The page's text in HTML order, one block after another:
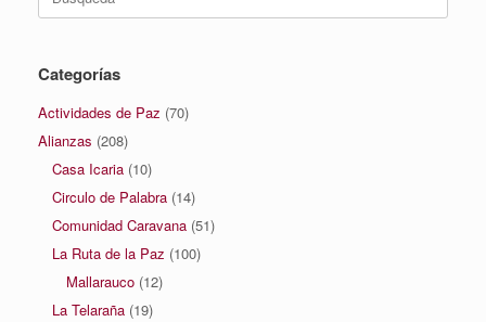
Categorías
Actividades de Paz (70)
Alianzas (208)
Casa Icaria (10)
Circulo de Palabra (14)
Comunidad Caravana (51)
La Ruta de la Paz (100)
Mallarauco (12)
La Telaraña (19)